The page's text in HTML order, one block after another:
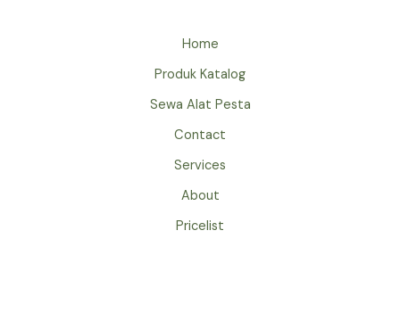
Home
Produk Katalog
Sewa Alat Pesta
Contact
Services
About
Pricelist